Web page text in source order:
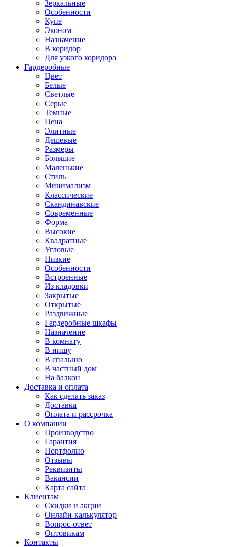
Зеркальные
Особенности
Купе
Эконом
Назначение
В коридор
Для узкого коридора
Гардеробные
Цвет
Белые
Светлые
Серые
Темные
Цена
Элитные
Дешевые
Размеры
Большие
Маленькие
Стиль
Минимализм
Классические
Скандинавские
Современные
Форма
Высокие
Квадратные
Угловые
Низкие
Особенности
Встроенные
Из кладовки
Закрытые
Открытые
Раздвижные
Гардеробные шкафы
Назначение
В комнату
В нишу
В спальню
В частный дом
На балкон
Доставка и оплата
Как сделать заказ
Доставка
Оплата и рассрочка
О компании
Производство
Гарантия
Портфолио
Отзывы
Реквизиты
Вакансии
Карта сайта
Клиентам
Скидки и акции
Онлайн-калькулятор
Вопрос-ответ
Оптовикам
Контакты